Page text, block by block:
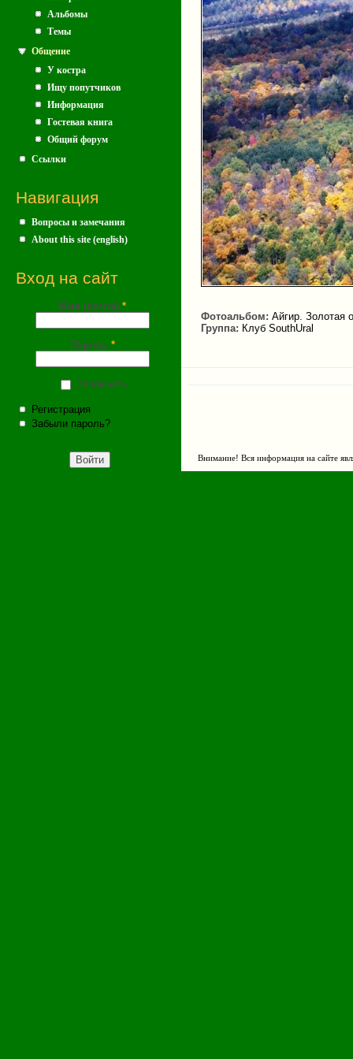
Альбомы
Темы
Общение
У костра
Ищу попутчиков
Информация
Гостевая книга
Общий форум
Ссылки
Навигация
Вопросы и замечания
About this site (english)
Вход на сайт
Имя (почта) *
Пароль *
Запомнить
Регистрация
Забыли пароль?
Фотоальбом: Айгир. Золотая
Группа: Клуб SouthUral
Внимание! Вся информация на сайте